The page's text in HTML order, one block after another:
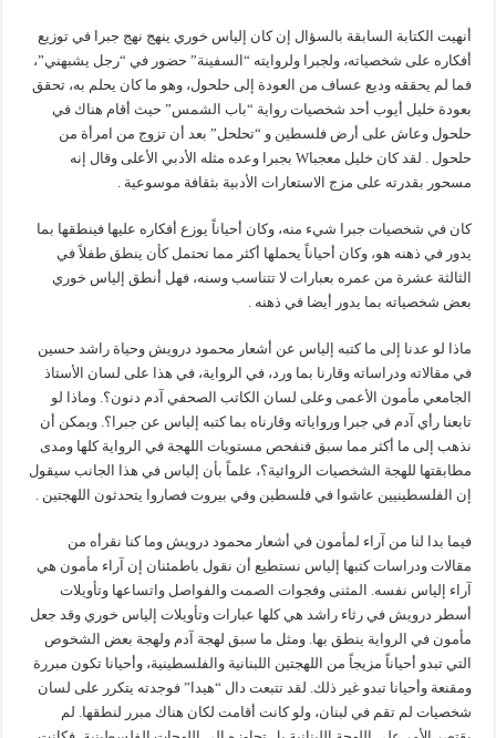
أنهيت الكتابة السابقة بالسؤال إن كان إلياس خوري ينهج نهج جبرا في توزيع
أفكاره على شخصياته، ولجبرا ولروايته “السفينة” حضور في “رجل يشبهني”،
فما لم يحققه وديع عساف من العودة إلى حلحول، وهو ما كان يحلم به، تحقق
بعودة خليل أيوب أحد شخصيات رواية “باب الشمس” حيث أقام هناك في
حلحول وعاش على أرض فلسطين و “تحلحل” بعد أن تزوج من امرأة من
حلحول . لقد كان خليل معجباW بجبرا وعده مثله الأدبي الأعلى وقال إنه
مسحور بقدرته على مزج الاستعارات الأدبية بثقافة موسوعية .
كان في شخصيات جبرا شيء منه، وكان أحياناً يوزع أفكاره عليها فينطقها بما
يدور في ذهنه هو، وكان أحياناً يحملها أكثر مما تحتمل كأن ينطق طفلاً في
الثالثة عشرة من عمره بعبارات لا تتناسب وسنه، فهل أنطق إلياس خوري
بعض شخصياته بما يدور أيضا في ذهنه .
ماذا لو عدنا إلى ما كتبه إلياس عن أشعار محمود درويش وحياة راشد حسين
في مقالاته ودراساته وقارنا بما ورد، في الرواية، في هذا على لسان الأستاذ
الجامعي مأمون الأعمى وعلى لسان الكاتب الصحفي آدم دنون؟. وماذا لو
تابعنا رأي آدم في جبرا ورواياته وقارناه بما كتبه إلياس عن جبرا؟. ويمكن أن
نذهب إلى ما أكثر مما سبق فنفحص مستويات اللهجة في الرواية كلها ومدى
مطابقتها للهجة الشخصيات الروائية؟، علماً بأن إلياس في هذا الجانب سيقول
إن الفلسطينيين عاشوا في فلسطين وفي بيروت فصاروا يتحدثون اللهجتين .
فيما بدا لنا من آراء لمأمون في أشعار محمود درويش وما كنا نقرأه من
مقالات ودراسات كتبها إلياس نستطيع أن نقول باطمئنان إن آراء مأمون هي
آراء إلياس نفسه. المثنى وفجوات الصمت والفواصل واتساعها وتأويلات
أسطر درويش في رثاء راشد هي كلها عبارات وتأويلات إلياس خوري وقد جعل
مأمون في الرواية ينطق بها. ومثل ما سبق لهجة آدم ولهجة بعض الشخوص
التي تبدو أحياناً مزيجاً من اللهجتين اللبنانية والفلسطينية، وأحيانا تكون مبررة
ومقنعة وأحيانا تبدو غير ذلك. لقد تتبعت دال “هيدا” فوجدته يتكرر على لسان
شخصيات لم تقم في لبنان، ولو كانت أقامت لكان هناك مبرر لنطقها. لم